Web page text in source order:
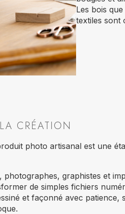
Les bois
textiles sont
CRÉATION
photo artisanal est une
photographes, graphistes et
de simples fichiers
et façonné avec patience,